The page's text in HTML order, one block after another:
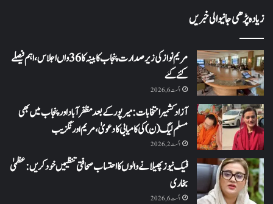
زیادہ پڑھی جانیوالی خبریں
مریم نواز کی زیر صدارت پنجاب کابینہ کا 36واں اجلاس،اہم فیصلے
کئے گئے
اگست 6, 2026
آزاد کشمیر انتخابات: میرپور کے بعد مظفرآباد اور پنجاب میں بھی
مسلم لیگ (ن) کی کامیابی کا دعویٰ، مریم اورنگزیب
اگست 2, 2026
فیک نیوز پھیلانے والوں کا احتساب صحافتی تنظیمیں خود کریں: عظمیٰ
بخاری
اگست 6, 2026